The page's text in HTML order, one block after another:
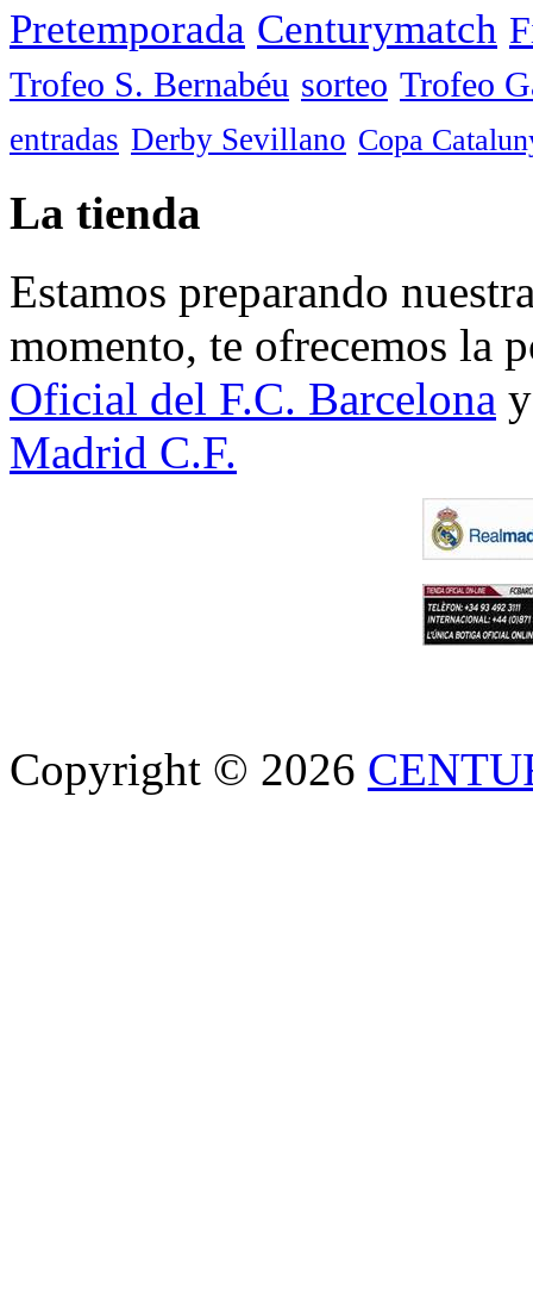
Pretemporada Centurymatch
Trofeo S. Bernabéu sorteo Trofeo
entradas Derby Sevillano Copa
La tienda
Estamos preparando
momento, te ofrecemos la
Oficial del F.C. Barcelona
Madrid C.F.
Copyright © 2026